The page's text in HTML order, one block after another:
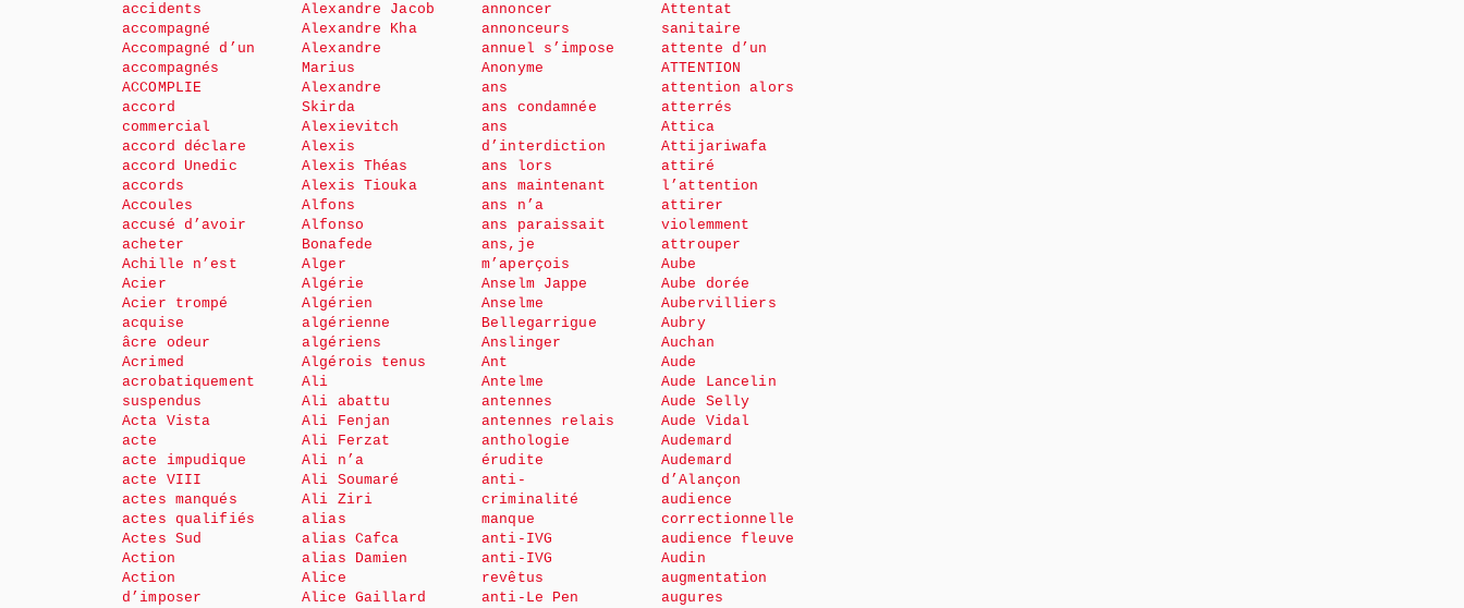
accidents
accompagné
Accompagné d’un
accompagnés
ACCOMPLIE
accord
commercial
accord déclare
accord Unedic
accords
Accoules
accusé d’avoir
acheter
Achille n’est
Acier
Acier trompé
acquise
âcre odeur
Acrimed
acrobatiquement
suspendus
Acta Vista
acte
acte impudique
acte VIII
actes manqués
actes qualifiés
Actes Sud
Action
Action
d’imposer
Alexandre Jacob
Alexandre Kha
Alexandre
Marius
Alexandre
Skirda
Alexievitch
Alexis
Alexis Théas
Alexis Tiouka
Alfons
Alfonso
Bonafede
Alger
Algérie
Algérien
algérienne
algériens
Algérois tenus
Ali
Ali abattu
Ali Fenjan
Ali Ferzat
Ali n’a
Ali Soumaré
Ali Ziri
alias
alias Cafca
alias Damien
Alice
Alice Gaillard
annoncer
annonceurs
annuel s’impose
Anonyme
ans
ans condamnée
ans
d’interdiction
ans lors
ans maintenant
ans n’a
ans paraissait
ans,je
m’aperçois
Anselm Jappe
Anselme
Bellegarrigue
Anslinger
Ant
Antelme
antennes
antennes relais
anthologie
érudite
anti-
criminalité
manque
anti-IVG
anti-IVG
revêtus
anti-Le Pen
Attentat
sanitaire
attente d’un
ATTENTION
attention alors
atterrés
Attica
Attijariwafa
attiré
l’attention
attirer
violemment
attrouper
Aube
Aube dorée
Aubervilliers
Aubry
Auchan
Aude
Aude Lancelin
Aude Selly
Aude Vidal
Audemard
Audemard
d’Alançon
audience
correctionnelle
audience fleuve
Audin
augmentation
augures